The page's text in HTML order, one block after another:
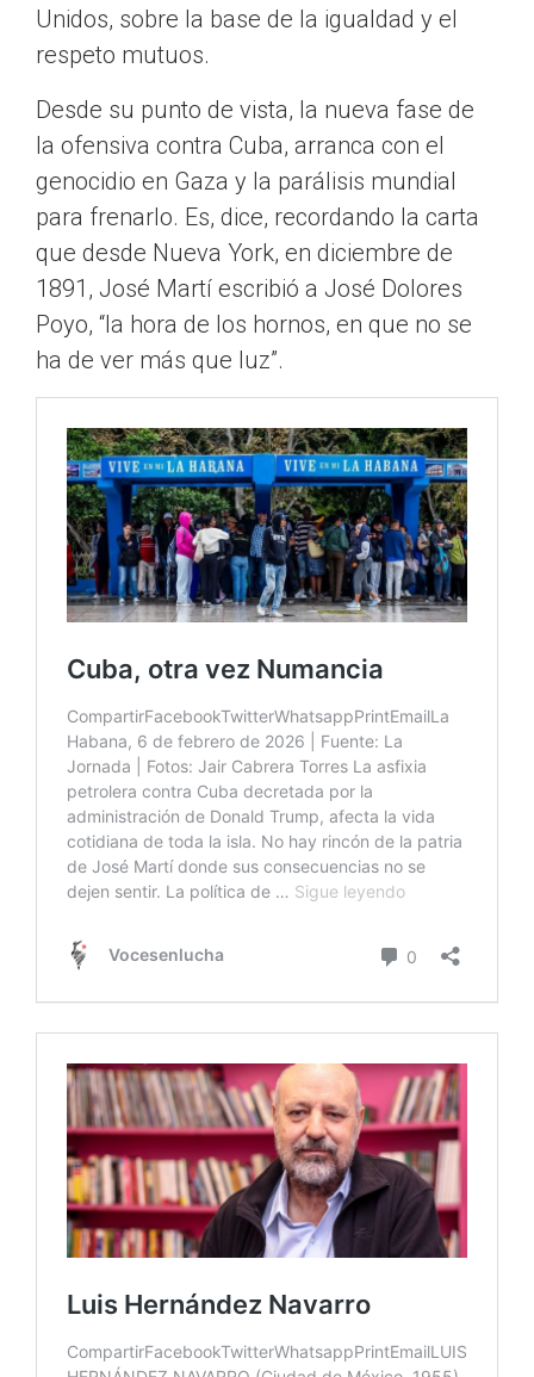
Unidos, sobre la base de la igualdad y el
respeto mutuos.
Desde su punto de vista, la nueva fase de
la ofensiva contra Cuba, arranca con el
genocidio en Gaza y la parálisis mundial
para frenarlo. Es, dice, recordando la carta
que desde Nueva York, en diciembre de
1891, José Martí escribió a José Dolores
Poyo, “la hora de los hornos, en que no se
ha de ver más que luz”.